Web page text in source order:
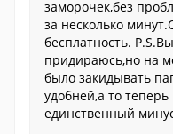
заморочек,без
за несколько
бесплатность.
придираюсь,но на
было закидывать
удобней,а то
единственный